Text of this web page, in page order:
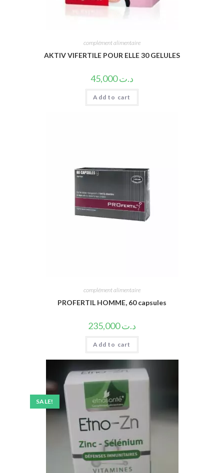
complément alimentaire
AKTIV VIFERTILE POUR ELLE 30 GELULES
د.ت45,000
Add to cart
complément alimentaire
PROFERTIL HOMME, 60 capsules
د.ت235,000
Add to cart
SALE!